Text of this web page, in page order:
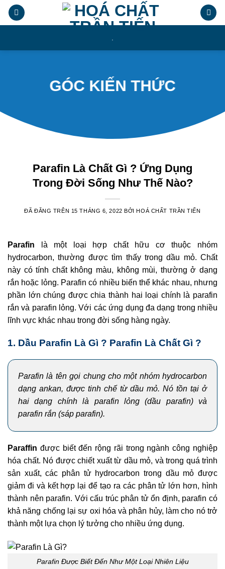
Chuyển
đến
GÓC KIẾN THỨC
Parafin Là Chất Gì ? Ứng Dụng
Trong Đời Sống Như Thế Nào?
ĐÃ ĐĂNG TRÊN 15 THÁNG 6, 2022 BỞIHOÁ CHẤT TRẦN TIẾN
Parafin là một loại hợp chất hữu cơ thuộc nhóm
hydrocarbon, thường được tìm thấy trong dầu mỏ. Chất
này có tính chất không màu, không mùi, thường ở dạng
rắn hoặc lỏng. Parafin có nhiều biến thể khác nhau, nhưng
phần lớn chúng được chia thành hai loại chính là parafin
rắn và parafin lỏng. Với các ứng dụng đa dạng trong nhiều
lĩnh vực khác nhau trong đời sống hàng ngày.
1. Dầu Parafin Là Gì ? Parafin Là Chất Gì ?
Parafin là tên gọi chung cho một nhóm hydrocarbon
dạng ankan, được tinh chế từ dầu mỏ. Nó tồn tại ở
hai dạng chính là parafin lỏng(dầu parafin) và
parafin rắn (sáp parafin).
Paraffin được biết đến rộng rãi trong ngành công nghiệp
hóa chất. Nó được chiết xuất từ dầu mỏ, và trong quá trình
sản xuất, các phân tử hydrocarbon trong dầu mỏ được
giảm đi và kết hợp lại để tạo ra các phân tử lớn hơn, hình
thành nên parafin. Với cấu trúc phân tử ổn định, parafin có
khả năng chống lại sự oxi hóa và phân hủy, làm cho nó trở
thành một lựa chọn lý tưởng cho nhiều ứng dụng.
Parafin Được Biết Đến Như Một Loại Nhiên Liệu